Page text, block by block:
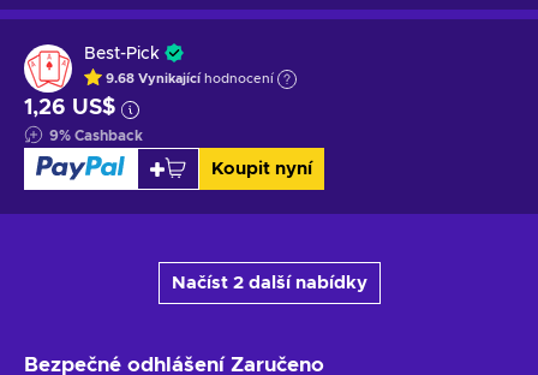
Best-Pick
9.68 Vynikající hodnocení
1,26 US$
9% Cashback
Koupit nyní
Načíst 2 další nabídky
Bezpečné odhlášení Zaručeno